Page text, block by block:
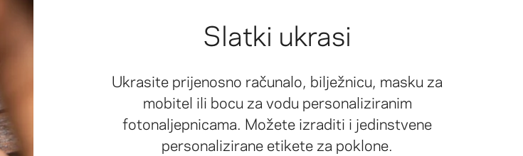
Slatki ukrasi
Ukrasite prijenosno računalo, bilježnicu, masku za
mobitel ili bocu za vodu personaliziranim
fotonaljepnicama. Možete izraditi i jedinstvene
personalizirane etikete za poklone.